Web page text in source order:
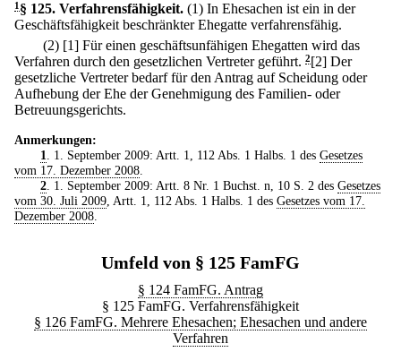
1 § 125. Verfahrensfähigkeit. (1) In Ehesachen ist ein in der
Geschäftsfähigkeit beschränkter Ehegatte verfahrensfähig.
(2) [1] Für einen geschäftsunfähigen Ehegatten wird das
Verfahren durch den gesetzlichen Vertreter geführt. 2[2] Der
gesetzliche Vertreter bedarf für den Antrag auf Scheidung oder
Aufhebung der Ehe der Genehmigung des Familien- oder
Betreuungsgerichts.
Anmerkungen:
1. 1. September 2009: Artt. 1, 112 Abs. 1 Halbs. 1 des Gesetzes
vom 17. Dezember 2008.
2. 1. September 2009: Artt. 8 Nr. 1 Buchst. n, 10 S. 2 des Gesetzes
vom 30. Juli 2009, Artt. 1, 112 Abs. 1 Halbs. 1 des Gesetzes vom 17.
Dezember 2008.
Umfeld von § 125 FamFG
§ 124 FamFG. Antrag
§ 125 FamFG. Verfahrensfähigkeit
§ 126 FamFG. Mehrere Ehesachen; Ehesachen und andere
Verfahren